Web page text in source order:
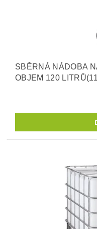
SBĚRNÁ NÁDOBA
OBJEM 120